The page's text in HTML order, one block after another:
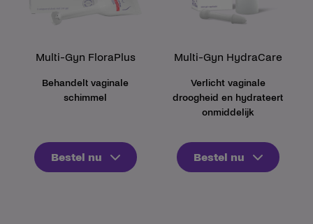
Multi-Gyn FloraPlus
Behandelt vaginale
schimmel
Bestel nu
Multi-Gyn HydraCare
Verlicht vaginale
droogheid en hydrateert
onmiddelijk
Bestel nu